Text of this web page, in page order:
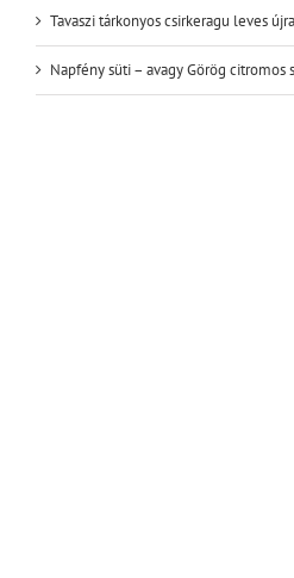
Tavaszi tárkonyos csirkeragu leves
Napfény süti – avagy Görög citromos